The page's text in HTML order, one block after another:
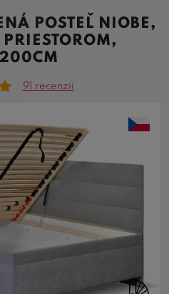
POSTEĽ NIOBE,
91 recenzií